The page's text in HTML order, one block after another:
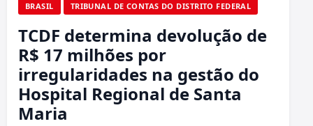
BRASIL TRIBUNAL DE CONTAS DO DISTRITO FEDERAL
TCDF determina devolução de
R$ 17 milhões por
irregularidades na gestão do
Hospital Regional de Santa
Maria